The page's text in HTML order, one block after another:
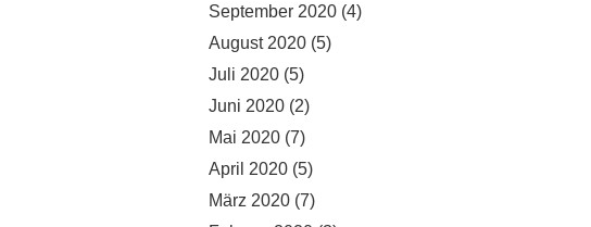
September 2020 (4)
August 2020 (5)
Juli 2020 (5)
Juni 2020 (2)
Mai 2020 (7)
April 2020 (5)
März 2020 (7)